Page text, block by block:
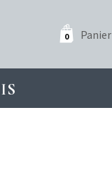
0 Panier